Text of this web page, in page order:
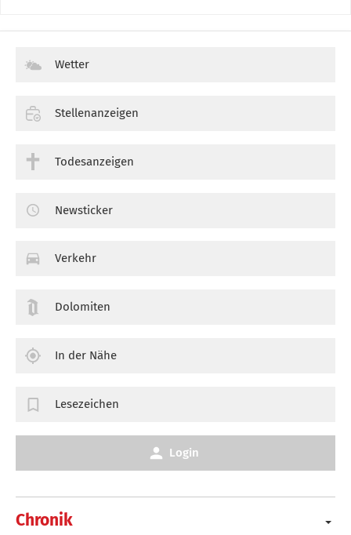
Chronik
Wetter
Stellenanzeigen
Todesanzeigen
Newsticker
Verkehr
Dolomiten
In der Nähe
Lesezeichen
Login